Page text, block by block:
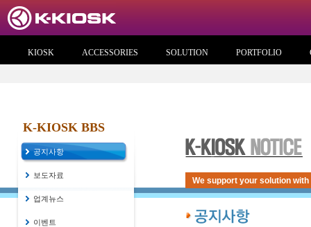
KIOSK ACCESSORIES SOLUTION PORTFOLIO
K-KIOSK BBS
공지사항
보도자료
업계뉴스
이벤트
We support your solution